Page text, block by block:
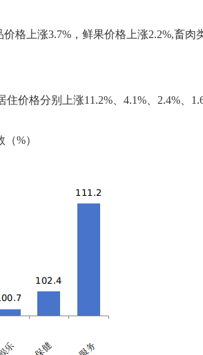
格上涨3.7%，鲜果价格上涨2.2%,畜肉
住价格分别上涨11.2%、4.1%、2.4%、
（%）